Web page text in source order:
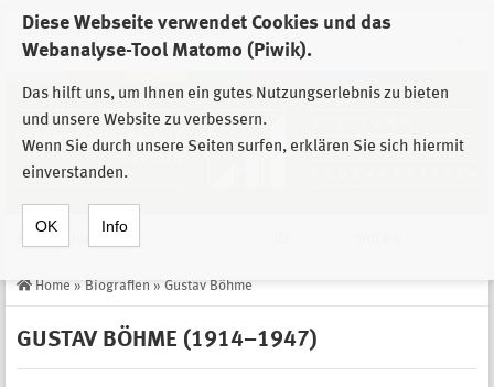
Diese Webseite verwendet Cookies und das
Webanalyse-Tool Matomo (Piwik).
Das hilft uns, um Ihnen ein gutes Nutzungserlebnis zu bieten
und unsere Website zu verbessern.
Wenn Sie durch unsere Seiten surfen, erklären Sie sich hiermit
einverstanden.
OK Info
Zur Auswahl der Einrichtungen der
Stiftung Sächsische Gedenkstätten
Home » Biografien » Gustav Böhme
GUSTAV BÖHME (1914–1947)